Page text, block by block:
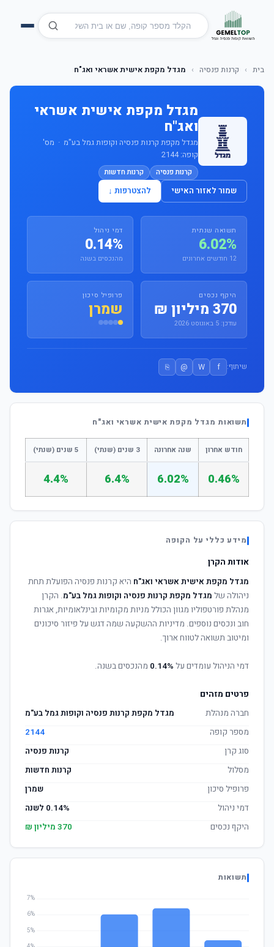
בית › קרנות פנסיה › מגדל מקפת אישית אשראי ואג"ח
מגדל מקפת אישית אשראי
ואג"ח
מגדל מקפת קרנות פנסיה וקופות גמל בע"מ · מס'
קופה: 2144
קרנות פנסיה קרנות חדשות
שמור לאזור האישי להצטרפות ↓
תשואה שנתית
6.02%
12 חודשים אחרונים
דמי ניהול
0.14%
מהנכסים בשנה
היקף נכסים
370 מיליון ₪
עודכן: 5 באוגוסט 2026
פרופיל סיכון
שמרן
שיתוף: f
W
@
⎘
תשואות מגדל מקפת אישית אשראי ואג"ח
חודש אחרון שנה אחרונה 3 שנים (שנתי) 5 שנים (שנתי)
0.46%
6.02%
6.4%
4.4%
מידע כללי על הקופה
אודות הקרן
מגדל מקפת אישית אשראי ואג"ח היא קרנות פנסיה הפועלת תחת
ניהולה של מגדל מקפת קרנות פנסיה וקופות גמל בע"מ. הקרן
מנהלת פורטפוליו מגוון הכולל מניות מקומיות ובינלאומיות, אגרות
חוב ונכסים נוספים. מדיניות ההשקעה שמה דגש על פיזור סיכונים
ומיטוב תשואה לטווח ארוך.
דמי הניהול עומדים על 0.14% מהנכסים בשנה.
פרטים מזהים
חברה מנהלת
מגדל מקפת קרנות פנסיה וקופות גמל בע"מ
מספר קופה
2144
סוג קרן
קרנות פנסיה
מסלול
קרנות חדשות
פרופיל סיכון
שמרן
דמי ניהול
0.14% לשנה
היקף נכסים
370 מיליון ₪
תשואות